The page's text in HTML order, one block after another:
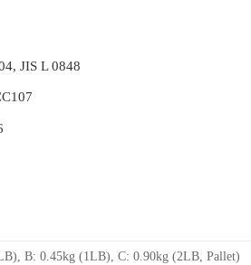
JIS L 0848
B: 0.45kg (1LB), C: 0.90kg (2LB, Pallet)